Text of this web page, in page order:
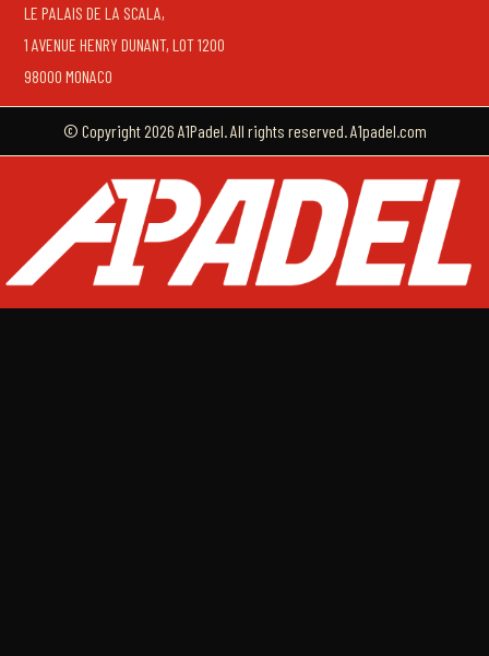
LE PALAIS DE LA SCALA,
1 AVENUE HENRY DUNANT, LOT 1200
98000 MONACO
© Copyright 2026 A1Padel. All rights reserved. A1padel.com